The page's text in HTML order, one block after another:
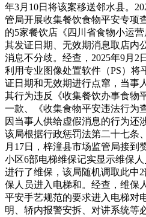
年3月10日将该案移送邻水县。
管局开展收集餐饮食物平安专项
的5家餐饮店《四川省食物小运
其发证日期、无效期消息取店内
消息不分歧。经查，2025年9月2
利用专业图像处置软件（PS）将
证日期和无效期进行点窜，当事
其行为违反《收集餐饮办事食物
一款、《收集食物平安违法行为
因当事人供给虚假消息的行为还
该局根据行政惩罚法第二十七条
月17日，梓潼县市场监管局接到
小区6部电梯维保记实显示维保
进行了维保，该局随机调取此中
保人员进入电梯和。经查，维保
平安手艺规范的要求进入电梯对
明、轿内报警安拆、对讲系统等